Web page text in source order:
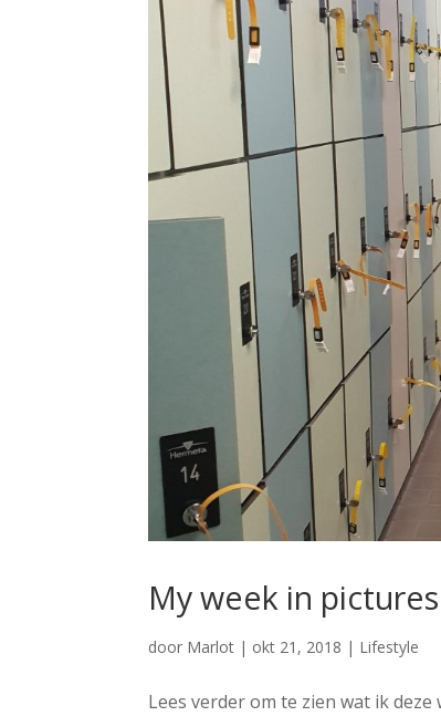
My week in
door Marlot | okt 21, 2018 | Lifestyle
Lees verder om te zien wat ik